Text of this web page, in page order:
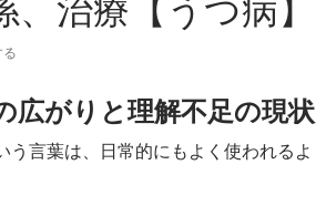
治療【うつ病】
る
広がりと理解不足の現状
う言葉は、日常的にもよく使われるよ